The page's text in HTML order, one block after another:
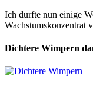
Ich durfte nun einige
Wachstumskonzentrat
Dichtere Wimpern